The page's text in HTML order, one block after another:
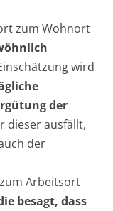
zum Wohnort
wird
der
dieser ausfällt,
der
Arbeitsort
besagt, dass